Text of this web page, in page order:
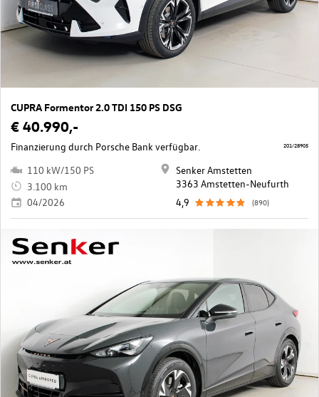
CUPRA Formentor 2.0 TDI 150 PS DSG
€ 40.990,-
Finanzierung durch Porsche Bank verfügbar.
110 kW/150 PS
3.100 km
04/2026
Senker Amstetten
3363 Amstetten-Neufurth
4,9
(890)
201/28905